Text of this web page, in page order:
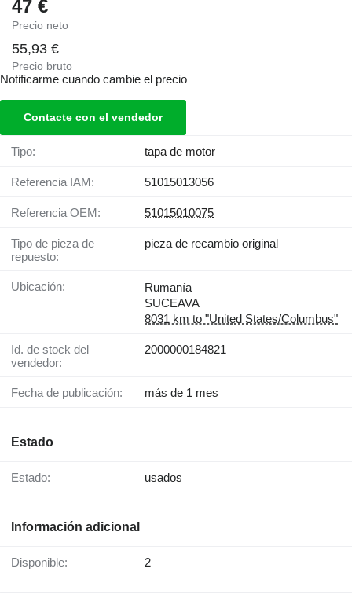
47 €
Precio neto
55,93 €
Precio bruto
Notificarme cuando cambie el precio
Contacte con el vendedor
Tipo: tapa de motor
Referencia IAM: 51015013056
Referencia OEM: 51015010075
Tipo de pieza de
repuesto:
pieza de recambio original
Ubicación:
Rumanía
SUCEAVA
8031 km to "United States/Columbus"
Id. de stock del
vendedor:
2000000184821
Fecha de publicación: más de 1 mes
Estado
Estado: usados
Información adicional
Disponible: 2